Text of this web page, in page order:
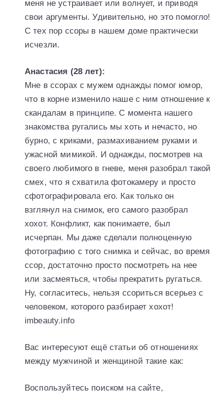
меня не устраивает или волнует, и приводя
свои аргументы. Удивительно, но это помогло!
С тех пор ссоры в нашем доме практически
исчезли.
Анастасия (28 лет):
Мне в ссорах с мужем однажды помог юмор,
что в корне изменило наше с ним отношение к
скандалам в принципе. С момента нашего
знакомства ругались мы хоть и нечасто, но
бурно, с криками, размахиванием руками и
ужасной мимикой. И однажды, посмотрев на
своего любимого в гневе, меня разобрал такой
смех, что я схватила фотокамеру и просто
сфотографировала его. Как только он
взглянул на снимок, его самого разобрал
хохот. Конфликт, как понимаете, был
исчерпан. Мы даже сделали полноценную
фотографию с того снимка и сейчас, во время
ссор, достаточно просто посмотреть на нее
или засмеяться, чтобы прекратить ругаться.
Ну, согласитесь, нельзя ссориться всерьез с
человеком, которого разбирает хохот!
imbeauty.info
Вас интересуют ещё статьи об отношениях
между мужчиной и женщиной такие как:
Воспользуйтесь поиском на сайте,